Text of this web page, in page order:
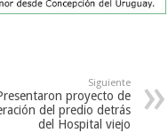
Siguiente
proyecto de
del predio detrás
del Hospital viejo